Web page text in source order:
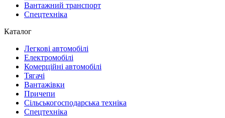
Вантажний транспорт
Спецтехніка
Каталог
Легкові автомобілі
Електромобілі
Комерційні автомобілі
Тягачі
Вантажівки
Причепи
Сільськогосподарська техніка
Спецтехніка